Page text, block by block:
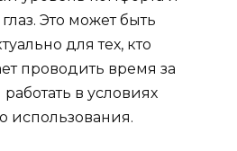
Это может быть
для тех, кто
проводить время за
в условиях
использования.